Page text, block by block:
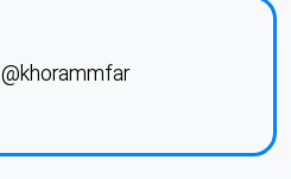
@khorammfar